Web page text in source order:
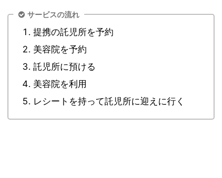
サービスの流れ
提携の託児所を予約
美容院を予約
託児所に預ける
美容院を利用
レシートを持って託児所に迎えに行く